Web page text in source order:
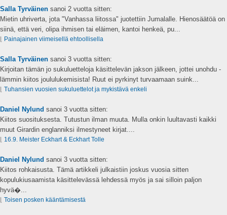
Salla Tyrväinen sanoi 2 vuotta sitten:
Mietin uhriverta, jota "Vanhassa liitossa" juotettiin Jumalalle. Hienosäätöä on
siinä, että veri, olipa ihmisen tai eläimen, kantoi henkeä, pu...
⌊ Painajainen viimeisellä ehtoollisella
Salla Tyrväinen sanoi 3 vuotta sitten:
Kirjoitan tämän jo sukuluetteloja käsittelevän jakson jälkeen, jottei unohdu -
lämmin kiitos joululukemisista! Ruut ei pyrkinyt turvaamaan suink...
⌊ Tuhansien vuosien sukuluettelot ja mykistävä enkeli
Daniel Nylund sanoi 3 vuotta sitten:
Kiitos suosituksesta. Tutustun ilman muuta. Mulla onkin luultavasti kaikki
muut Girardin englanniksi ilmestyneet kirjat....
⌊ 16.9. Meister Eckhart & Eckhart Tolle
Daniel Nylund sanoi 3 vuotta sitten:
Kiitos rohkaisusta. Tämä artikkeli julkaistiin joskus vuosia sitten
kopulukiusaamista käsittelevässä lehdessä myös ja sai silloin paljon
hyvä�...
⌊ Toisen posken kääntämisestä